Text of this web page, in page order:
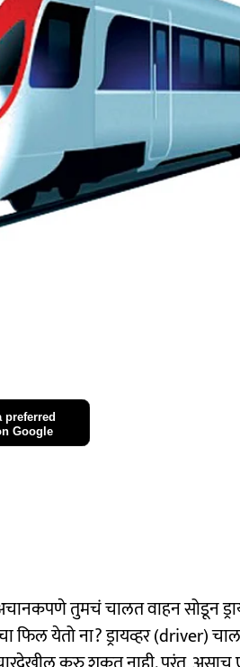
preferred
Google
तुमचं चालत वाहन सोडून
येतो ना? ड्रायव्हर (driver)